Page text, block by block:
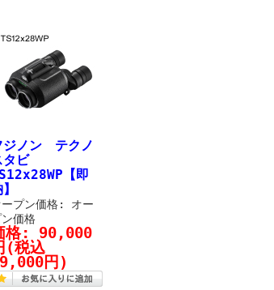
ジノン テクノ
タビ
【即
ープン価格: オー
ン価格
格: 90,000
(税込
円)